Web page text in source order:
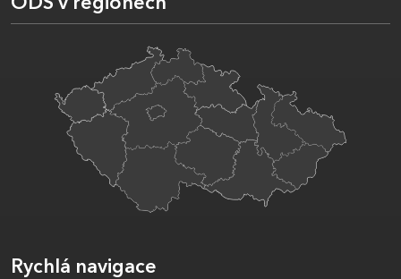
ODS v regionech
Rychlá navigace